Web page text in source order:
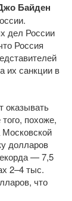
Байден
дел России
Россия
их санкции в
оказывать
похоже,
Московской
долларов
— 7,5
2–4 тыс.
что